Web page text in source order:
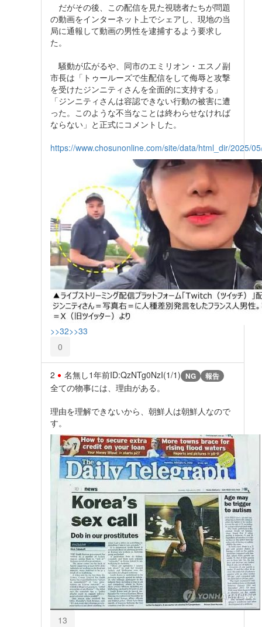
だがその後、この配信を見た視聴者たちが問題
の動画をインターネット上でシェアし、現地の当
局に通報して動画の男性を逮捕するよう要求し
た。
騒動が広がるや、同市のエミリオン・エスノ副
市長は「トゥールーズで生配信をして侮辱と攻撃
を受けたジンニティさんを全面的に支持する」
「ジンニティさんは容認できない行動の被害に遭
った。このような不当なことは終わらせなければ
ならない」と正式にコメントした。
https://www.chosunonline.com/site/data/html_dir/2025/
>>32>>33
0
2 名無し1年前ID:QzNTg0NzI(1/1) NG 報告
全ての物事には、理由がある。
理由を理解できないから、朝鮮人は朝鮮人なので
す。
13